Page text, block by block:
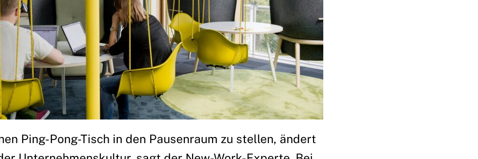
Ping-Pong-Tisch in den Pausenraum zu stellen, ändert